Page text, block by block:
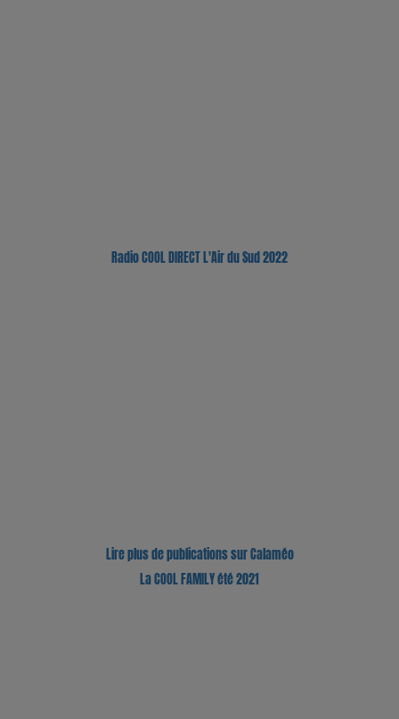
Radio COOL DIRECT L'Air du Sud 2022
Lire plus de publications sur Calaméo
La COOL FAMILY été 2021